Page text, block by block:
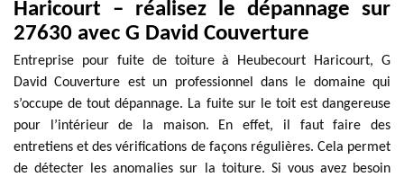
Haricourt – réalisez le dépannage sur
27630 avec G David Couverture
Entreprise pour fuite de toiture à Heubecourt Haricourt, G
David Couverture est un professionnel dans le domaine qui
s’occupe de tout dépannage. La fuite sur le toit est dangereuse
pour l’intérieur de la maison. En effet, il faut faire des
entretiens et des vérifications de façons régulières. Cela permet
de détecter les anomalies sur la toiture. Si vous avez besoin